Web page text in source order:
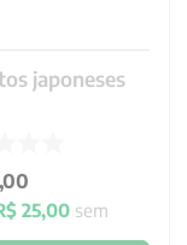
japoneses
,00
25,00 sem